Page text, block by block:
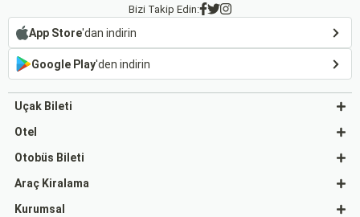
Bizi Takip Edin:
App Store'dan indirin
Google Play'den indirin
Uçak Bileti
Otel
Otobüs Bileti
Araç Kiralama
Kurumsal